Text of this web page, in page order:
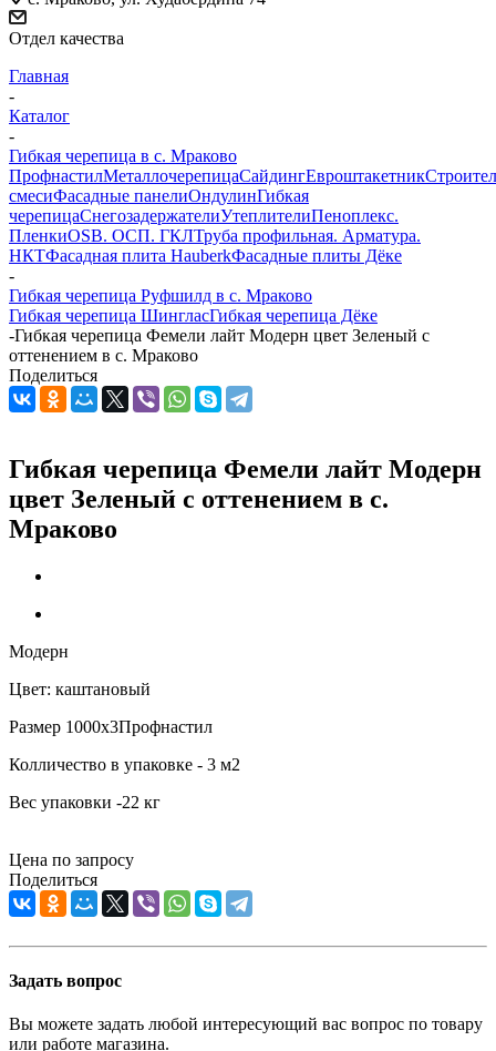
Отдел качества
Главная
-
Каталог
-
Гибкая черепица в c. Мраково
ПрофнастилМеталлочерепицаСайдингЕвроштакетник
смесиФасадные панелиОндулинГибкая
черепицаСнегозадержателиУтеплителиПеноплекс.
ПленкиOSB. ОСП. ГКЛТруба профильная. Арматура.
НКТФасадная плита HauberkФасадные плиты Дёке
-
Гибкая черепица Руфшилд в c. Мраково
Гибкая черепица ШингласГибкая черепица Дёке
-Гибкая черепица Фемели лайт Модерн цвет Зеленый с
оттенением в c. Мраково
Поделиться
Гибкая черепица Фемели лайт Модерн
цвет Зеленый с оттенением в c.
Мраково
Модерн
Цвет: каштановый
Размер 1000х3Профнастил
Колличество в упаковке - 3 м2
Вес упаковки -22 кг
Цена по запросу
Поделиться
Задать вопрос
Вы можете задать любой интересующий вас вопрос по товару
или работе магазина.